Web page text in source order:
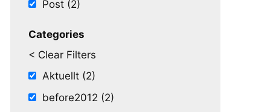
Post (2)
Categories
< Clear Filters
Aktuellt (2)
before2012 (2)